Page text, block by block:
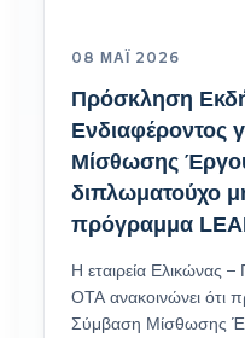
08 ΜΆΙ 2026
Πρόσκληση
Ενδιαφέροντος
Μίσθωσης
διπλωματούχο
πρόγραμμα
Η εταιρεία Ελικώνας
ΟΤΑ ανακοινώνει ότι
Σύμβαση Μίσθωσης